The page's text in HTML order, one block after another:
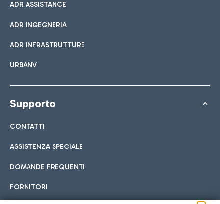
ADR ASSISTANCE
ADR INGEGNERIA
ADR INFRASTRUTTURE
URBANV
Supporto
CONTATTI
ASSISTENZA SPECIALE
DOMANDE FREQUENTI
FORNITORI